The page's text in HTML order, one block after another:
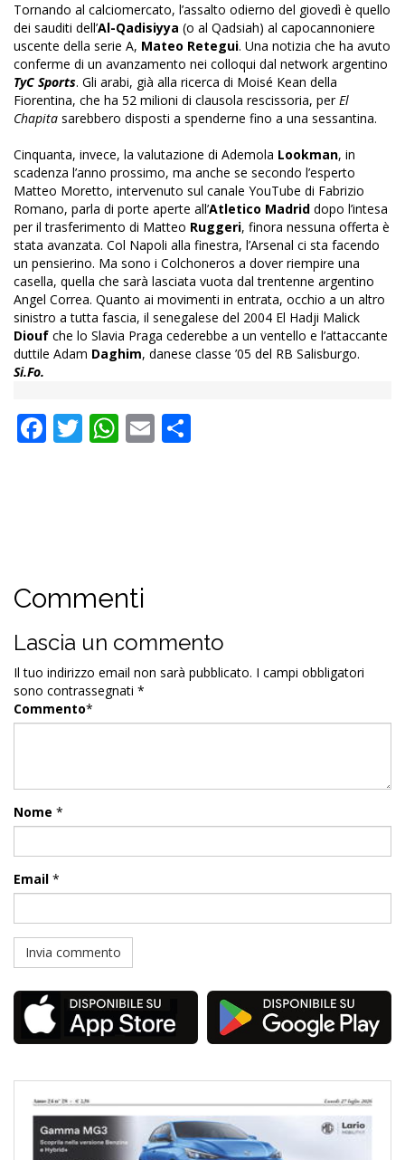
Tornando al calciomercato, l’assalto odierno del giovedì è quello
dei sauditi dell’Al-Qadisiyya (o al Qadsiah) al capocannoniere
uscente della serie A, Mateo Retegui. Una notizia che ha avuto
conferme di un avanzamento nei colloqui dal network argentino
TyC Sports. Gli arabi, già alla ricerca di Moisé Kean della
Fiorentina, che ha 52 milioni di clausola rescissoria, perEl
Chapita sarebbero disposti a spenderne fino a una sessantina.
Cinquanta, invece, la valutazione di Ademola Lookman, in
scadenza l’anno prossimo, ma anche se secondo l’esperto
Matteo Moretto, intervenuto sul canale YouTube di Fabrizio
Romano, parla di porte aperte all’Atletico Madrid dopo l’intesa
per il trasferimento di Matteo Ruggeri, finora nessuna offerta è
stata avanzata. Col Napoli alla finestra, l’Arsenal ci sta facendo
un pensierino. Ma sono i Colchoneros a dover riempire una
casella, quella che sarà lasciata vuota dal trentenne argentino
Angel Correa. Quanto ai movimenti in entrata, occhio a un altro
sinistro a tutta fascia, il senegalese del 2004 El Hadji Malick
Diouf che lo Slavia Praga cederebbe a un ventello e l’attaccante
duttile Adam Daghim, danese classe ’05 del RB Salisburgo.
Si.Fo.
Facebook
Twitter
WhatsApp
Email
Commenti
Lascia un commento
Il tuo indirizzo email non sarà pubblicato. I campi obbligatori
sono contrassegnati *
Commento*
Nome *
Email *